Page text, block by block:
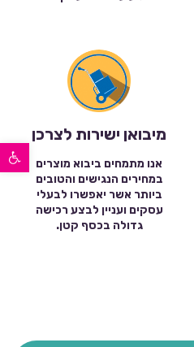
פתח סרגל נגישות
מיבואן ישירות לצרכן
אנו מתמחים ביבוא מוצרים
במחירים הנגישים והטובים
ביותר אשר יאפשרו לבעלי
עסקים ועניין לבצע רכישה
גדולה בכסף קטן.